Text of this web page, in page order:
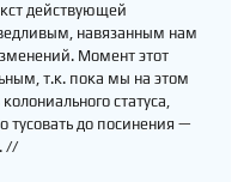
действующей
навязанным нам
Момент этот
т.к. пока мы на этом
статуса,
тусовать до посинения —
//